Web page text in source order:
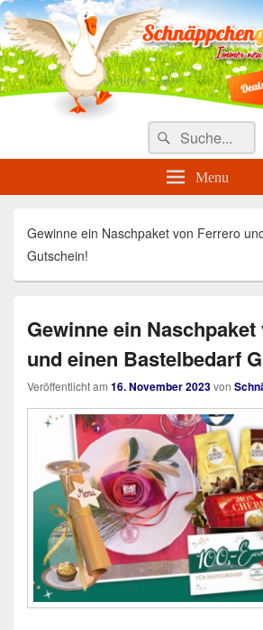
Täglich die besten
und
Search
for:
Suche
Menu
Gewinne ein Naschpaket von Ferrero
Gutschein!
Gewinne ein
und einen Bastelbedarf
Veröffentlicht am 16. November 2023von